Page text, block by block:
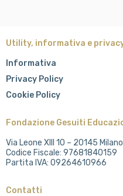
Utility, informativa e
Informativa
Privacy Policy
Cookie Policy
Fondazione Gesuiti
Via Leone XIII 10 – 20145 Milano
Codice Fiscale: 97681840159
Partita IVA: 09264610966
Contatti